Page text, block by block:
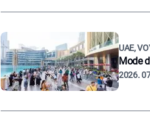
UAE,
Mode
2026.